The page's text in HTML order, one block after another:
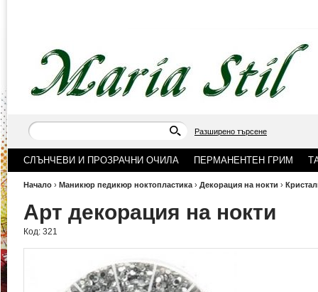
Разширено търсене
СЛЪНЧЕВИ И ПРОЗРАЧНИ ОЧИЛА ПЕРМАНЕНТЕН ГРИМ
Начало › Маникюр педикюр ноктопластика › Декорация на нокти ›
Арт декорация на нокти
Код: 321